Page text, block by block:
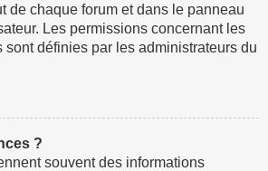
de chaque forum et dans le panneau
Les permissions concernant les
définies par les administrateurs du
?
souvent des informations